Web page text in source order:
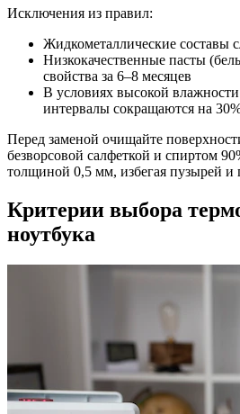
Исключения из правил:
Жидкометаллические составы
Низкокачественные пасты
свойства за 6–8 месяцев
В условиях высокой
интервалы сокращаются на
Перед заменой очищайте
безворсовой салфеткой и спиртом
толщиной 0,5 мм, избегая пузырей и
Критерии выбора
ноутбука